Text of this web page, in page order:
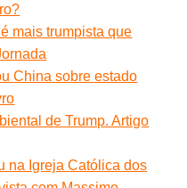
mais trumpista que
China sobre estado
de Trump. Artigo
na Igreja Católica dos